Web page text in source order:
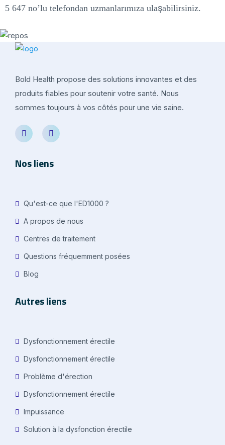
5 647 no’lu telefondan uzmanlarımıza ulaşabilirsiniz.
Bold Health propose des solutions innovantes et des
produits fiables pour soutenir votre santé. Nous
sommes toujours à vos côtés pour une vie saine.
Nos liens
Qu'est-ce que l'ED1000 ?
A propos de nous
Centres de traitement
Questions fréquemment posées
Blog
Autres liens
Dysfonctionnement érectile
Dysfonctionnement érectile
Problème d'érection
Dysfonctionnement érectile
Impuissance
Solution à la dysfonction érectile